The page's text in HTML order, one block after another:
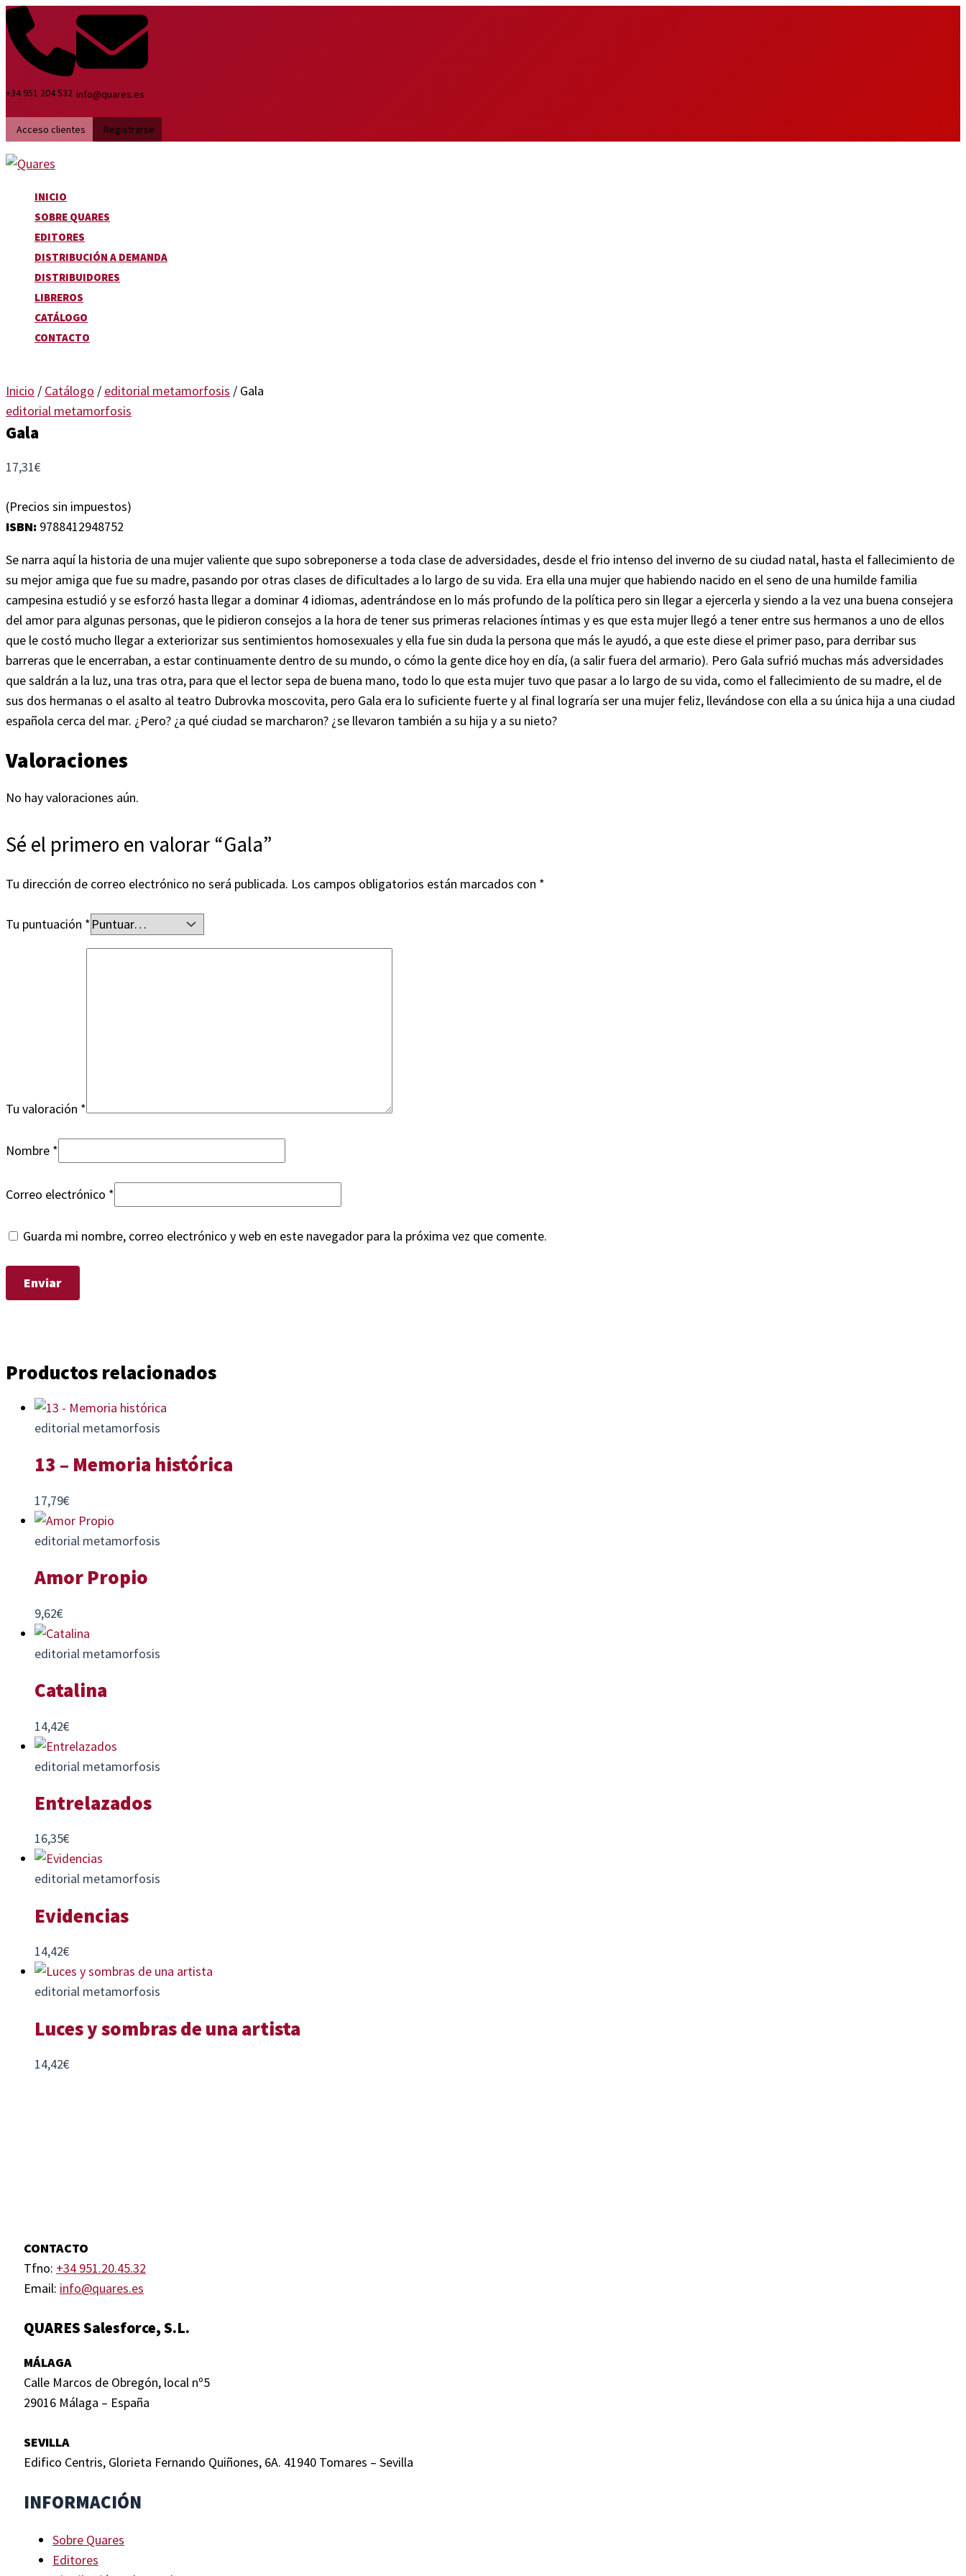
Ir
al
contenido
+34 951 204 532 info@quares.es
Acceso clientes Registrarse
INICIO
SOBRE QUARES
EDITORES
DISTRIBUCIÓN A DEMANDA
DISTRIBUIDORES
LIBREROS
CATÁLOGO
CONTACTO
Inicio / Catálogo / editorial metamorfosis / Gala
editorial metamorfosis
Gala
17,31€
(Precios sin impuestos)
ISBN: 9788412948752
Se narra aquí la historia de una mujer valiente que supo sobreponerse a toda clase de adversidades, desde el frio intenso del inverno de su ciudad natal, hasta el fallecimiento de
su mejor amiga que fue su madre, pasando por otras clases de dificultades a lo largo de su vida. Era ella una mujer que habiendo nacido en el seno de una humilde familia
campesina estudió y se esforzó hasta llegar a dominar 4 idiomas, adentrándose en lo más profundo de la política pero sin llegar a ejercerla y siendo a la vez una buena consejera
del amor para algunas personas, que le pidieron consejos a la hora de tener sus primeras relaciones íntimas y es que esta mujer llegó a tener entre sus hermanos a uno de ellos
que le costó mucho llegar a exteriorizar sus sentimientos homosexuales y ella fue sin duda la persona que más le ayudó, a que este diese el primer paso, para derribar sus
barreras que le encerraban, a estar continuamente dentro de su mundo, o cómo la gente dice hoy en día, (a salir fuera del armario). Pero Gala sufrió muchas más adversidades
que saldrán a la luz, una tras otra, para que el lector sepa de buena mano, todo lo que esta mujer tuvo que pasar a lo largo de su vida, como el fallecimiento de su madre, el de
sus dos hermanas o el asalto al teatro Dubrovka moscovita, pero Gala era lo suficiente fuerte y al final lograría ser una mujer feliz, llevándose con ella a su única hija a una ciudad
española cerca del mar. ¿Pero? ¿a qué ciudad se marcharon? ¿se llevaron también a su hija y a su nieto?
Valoraciones
No hay valoraciones aún.
Sé el primero en valorar “Gala”
Tu dirección de correo electrónico no será publicada. Los campos obligatorios están marcados con *
Tu puntuación *
Tu valoración *
Nombre *
Correo electrónico *
Guarda mi nombre, correo electrónico y web en este navegador para la próxima vez que comente.
Productos relacionados
editorial metamorfosis
13 – Memoria histórica
17,79€
editorial metamorfosis
Amor Propio
9,62€
editorial metamorfosis
Catalina
14,42€
editorial metamorfosis
Entrelazados
16,35€
editorial metamorfosis
Evidencias
14,42€
editorial metamorfosis
Luces y sombras de una artista
14,42€
CONTACTO
Tfno: +34 951.20.45.32
Email: info@quares.es
QUARES Salesforce, S.L.
MÁLAGA
Calle Marcos de Obregón, local nº5
29016 Málaga – España
SEVILLA
Edifico Centris, Glorieta Fernando Quiñones, 6A. 41940 Tomares – Sevilla
INFORMACIÓN
Sobre Quares
Editores